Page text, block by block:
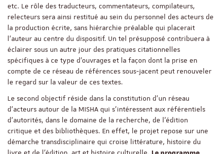
etc. Le rôle des traducteurs, commentateurs, compilateurs,
relecteurs sera ainsi restitué au sein du personnel des acteurs de
la production écrite, sans hiérarchie préalable qui placerait
l’auteur au centre du dispositif. Un tel présupposé contribuera à
éclairer sous un autre jour des pratiques citationnelles
spécifiques à ce type d’ouvrages et la façon dont la prise en
compte de ce réseau de références sous-jacent peut renouveler
le regard sur la valeur de ces textes.
Le second objectif réside dans la constitution d’un réseau
d’acteurs autour de la MISHA qui s’intéressent aux référentiels
d’autorités, dans le domaine de la recherche, de l’édition
critique et des bibliothèques. En effet, le projet repose sur une
démarche transdisciplinaire qui croise littérature, histoire du